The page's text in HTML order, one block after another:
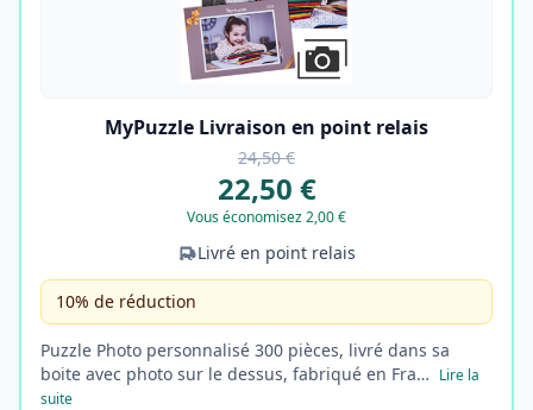
MyPuzzle Livraison en point relais
24,50 €
22,50 €
Vous économisez 2,00 €
Livré en point relais
10% de réduction
Puzzle Photo personnalisé 300 pièces, livré dans sa
boite avec photo sur le dessus, fabriqué en Fra… Lire la
suite